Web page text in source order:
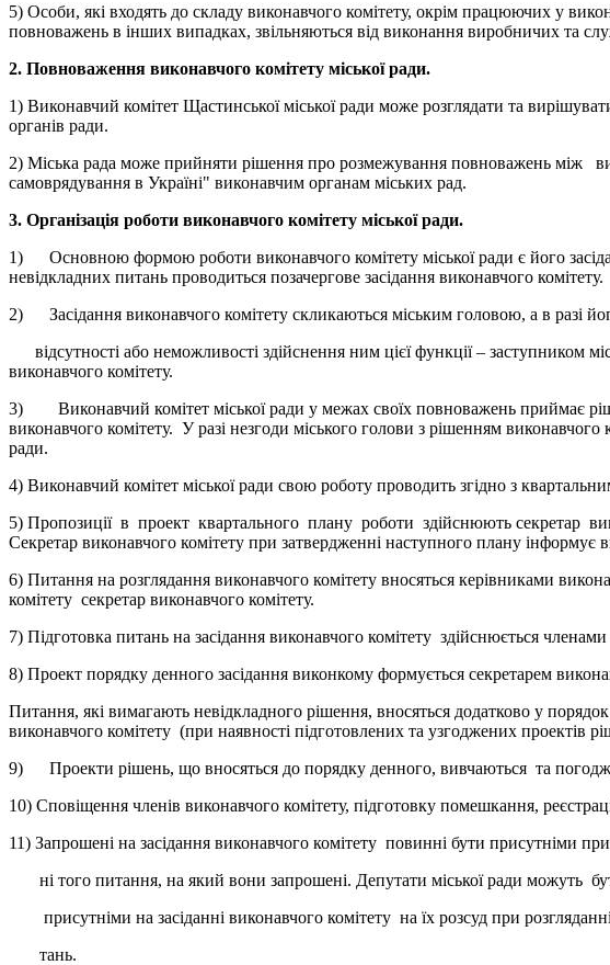
5) Особи, які входять до складу виконавчого комітету, окрім працюючих у
повноважень в інших випадках, звільняються від виконання виробничих та
2. Повноваження виконавчого комітету міської ради.
1) Виконавчий комітет Щастинської міської ради може розглядати та
органів ради.
2) Міська рада може прийняти рішення про розмежування повноважень між
самоврядування в Україні" виконавчим органам міських рад.
3. Організація роботи виконавчого комітету міської ради.
1) Основною формою роботи виконавчого комітету міської ради є його
невідкладних питань проводиться позачергове засідання виконавчого комітету.
2) Засідання виконавчого комітету скликаються міським головою, а в разі
відсутності або неможливості здійснення ним цієї функції – заступником
виконавчого комітету.
3) Виконавчий комітет міської ради у межах своїх повноважень приймає
виконавчого комітету. У разі незгоди міського голови з рішенням
ради.
4) Виконавчий комітет міської ради свою роботу проводить згідно з
5) Пропозиції в проект квартального плану роботи здійснюють секретар
Секретар виконавчого комітету при затвердженні наступного плану інформує
6) Питання на розглядання виконавчого комітету вносяться керівниками
комітету секретар виконавчого комітету.
7) Підготовка питань на засідання виконавчого комітету здійснюється
8) Проект порядку денного засідання виконкому формується секретарем
Питання, які вимагають невідкладного рішення, вносяться додатково у
виконавчого комітету (при наявності підготовлених та узгоджених проектів
9) Проекти рішень, що вносяться до порядку денного, вивчаються та
10) Сповіщення членів виконавчого комітету, підготовку помешкання,
11) Запрошені на засідання виконавчого комітету повинні бути присутніми
ні того питання, на який вони запрошені. Депутати міської ради можуть
присутніми на засіданні виконавчого комітету на їх розсуд при
тань.